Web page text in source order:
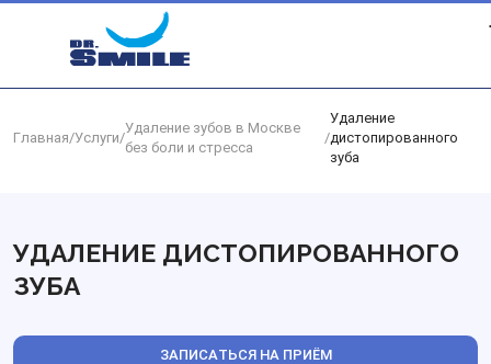
Перейти к основному контенту
Главная/Услуги/
Удаление зубов в Москве
без боли и стресса
/
Удаление
дистопированного
зуба
УДАЛЕНИЕ ДИСТОПИРОВАННОГО
ЗУБА
ЗАПИСАТЬСЯ НА ПРИЁМ